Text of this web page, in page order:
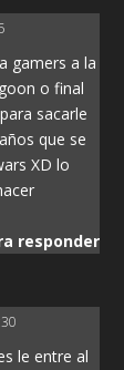
gamers a la
o final
sacarle
que se
XD lo
responder
le entre al